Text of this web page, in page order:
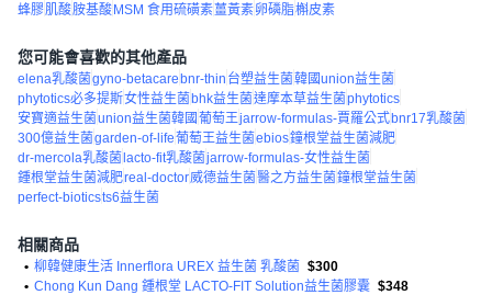
蜂膠 肌酸胺基酸MSM 食用硫磺素薑黃素卵磷脂槲皮素
您可能會喜歡的其他產品
elena乳酸菌gyno-betacarebnr-thin 台塑益生菌韓國union益生菌
phytotics必多提斯女性益生菌bhk益生菌達摩本草益生菌phytotics
安寶適益生菌union益生菌韓國 葡萄王jarrow-formulas-賈羅公式bnr17乳酸菌
300億益生菌garden-of-life葡萄王益生菌ebios鐘根堂益生菌減肥
dr-mercola乳酸菌lacto-fit乳酸菌jarrow-formulas-女性益生菌
鍾根堂益生菌減肥real-doctor威德益生菌醫之方益生菌鐘根堂益生菌
perfect-bioticsts6益生菌
相關商品
• 柳韓健康生活 Innerflora UREX 益生菌 乳酸菌 $300
• Chong Kun Dang 鍾根堂 LACTO-FIT Solution益生菌膠囊 $348